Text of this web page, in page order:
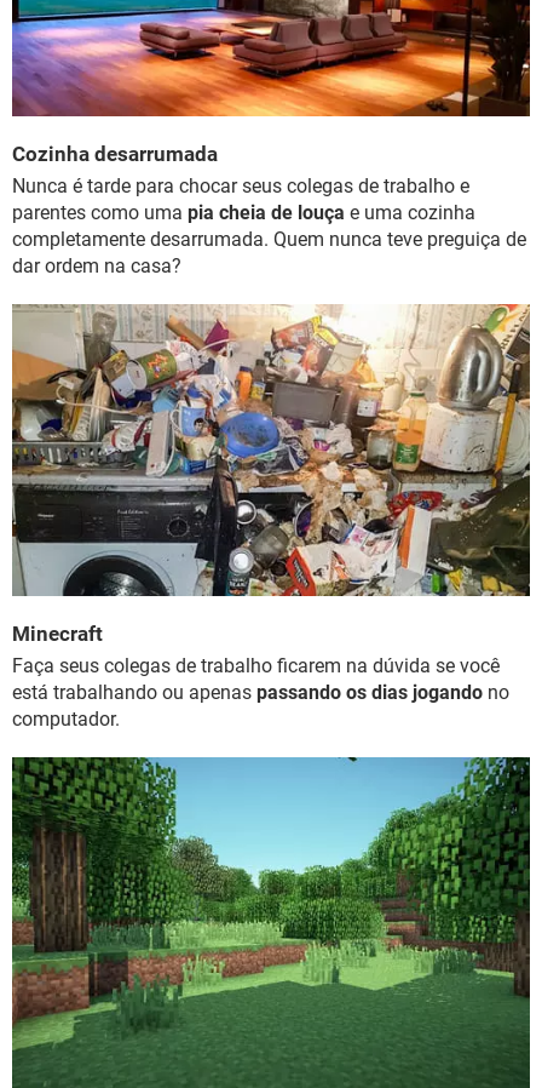
Cozinha desarrumada
Nunca é tarde para chocar seus colegas de trabalho e
parentes como uma pia cheia de louça e uma cozinha
completamente desarrumada. Quem nunca teve preguiça de
dar ordem na casa?
Minecraft
Faça seus colegas de trabalho ficarem na dúvida se você
está trabalhando ou apenas passando os dias jogando no
computador.